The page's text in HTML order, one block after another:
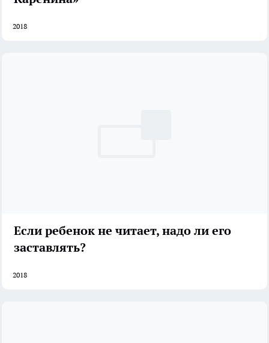
2018
Если ребенок не читает, надо ли его
заставлять?
2018